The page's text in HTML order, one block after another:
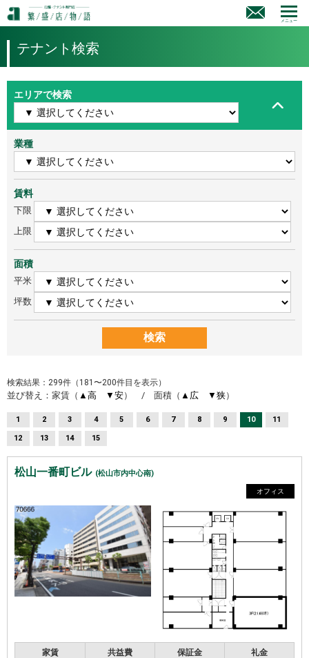
メニュー
テナント検索
エリアで検索
業種
賃料
下限
上限
面積
平米
坪数
検索
検索結果：299件（181〜200件目を表示）
並び替え：家賃（ ▲高 ▼安） / 面積（ ▲広 ▼狭）
1 2 3 4 5 6 7 8 9 10 11
12 13 14 15
松山一番町ビル (松山市内中心南)
オフィス
家賃 共益費 保証金 礼金